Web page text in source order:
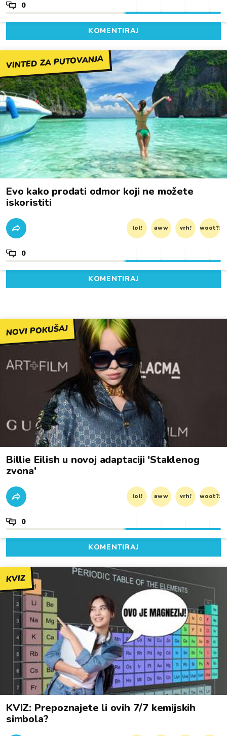
0
KOMENTIRAJ
VINTED ZA PUTOVANJA
Evo kako prodati odmor koji ne možete
iskoristiti
lol! aww vrh! woot?!
0
KOMENTIRAJ
NOVI POKUŠAJ
Billie Eilish u novoj adaptaciji 'Staklenog
zvona'
lol! aww vrh! woot?!
0
KOMENTIRAJ
KVIZ
KVIZ: Prepoznajete li ovih 7/7 kemijskih
simbola?